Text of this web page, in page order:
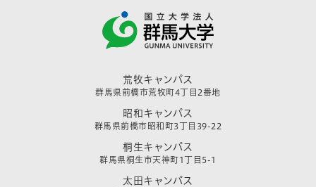
荒牧キャンパス
群馬県前橋市荒牧町4丁目2番地
昭和キャンパス
群馬県前橋市昭和町3丁目39-22
桐生キャンパス
群馬県桐生市天神町1丁目5-1
太田キャンパス